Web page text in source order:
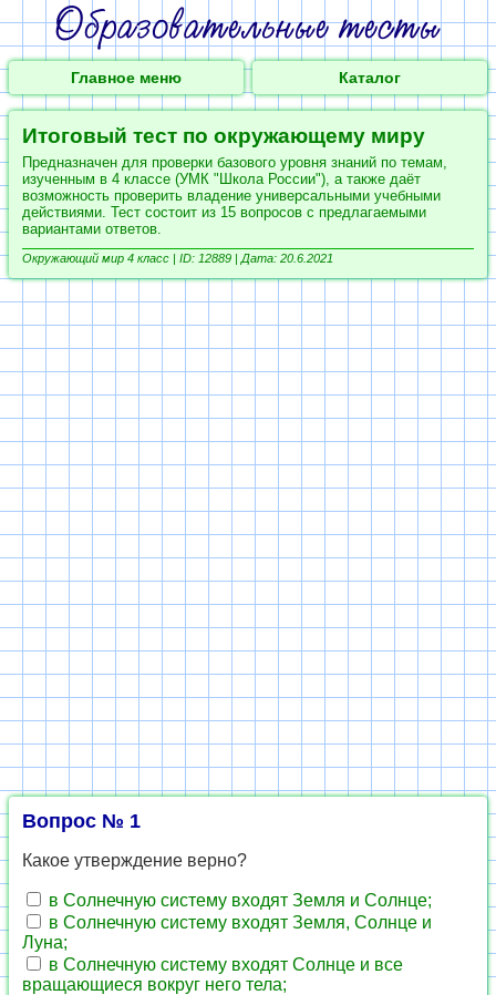
Главное меню Каталог
Итоговый тест по окружающему миру
Предназначен для проверки базового уровня знаний по темам,
изученным в 4 классе (УМК "Школа России"), а также даёт
возможность проверить владение универсальными учебными
действиями. Тест состоит из 15 вопросов с предлагаемыми
вариантами ответов.
Окружающий мир 4 класс | ID: 12889 | Дата: 20.6.2021
Вопрос № 1
Какое утверждение верно?
в Солнечную систему входят Земля и Солнце;
в Солнечную систему входят Земля, Солнце и
Луна;
в Солнечную систему входят Солнце и все
вращающиеся вокруг него тела;